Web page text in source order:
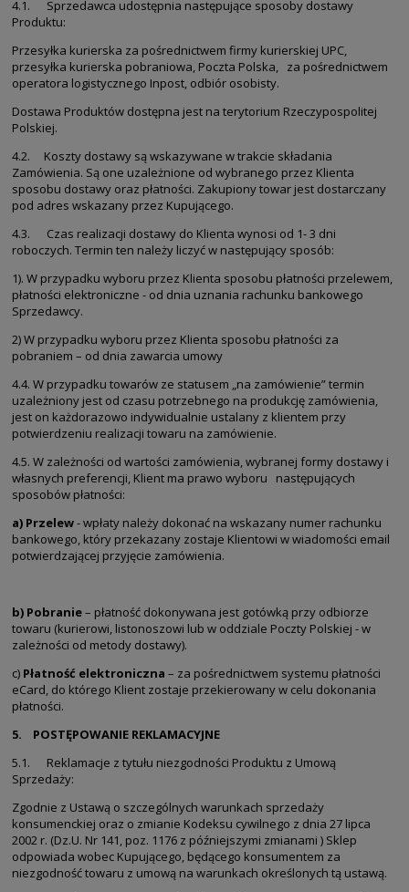
4.1. Sprzedawca udostępnia następujące sposoby dostawy
Produktu:
Przesyłka kurierska za pośrednictwem firmy kurierskiej UPC,
przesyłka kurierska pobraniowa, Poczta Polska, za pośrednictwem
operatora logistycznego Inpost, odbiór osobisty.
Dostawa Produktów dostępna jest na terytorium Rzeczypospolitej
Polskiej.
4.2. Koszty dostawy są wskazywane w trakcie składania
Zamówienia. Są one uzależnione od wybranego przez Klienta
sposobu dostawy oraz płatności. Zakupiony towar jest dostarczany
pod adres wskazany przez Kupującego.
4.3. Czas realizacji dostawy do Klienta wynosi od 1- 3 dni
roboczych. Termin ten należy liczyć w następujący sposób:
1). W przypadku wyboru przez Klienta sposobu płatności przelewem,
płatności elektroniczne - od dnia uznania rachunku bankowego
Sprzedawcy.
2) W przypadku wyboru przez Klienta sposobu płatności za
pobraniem – od dnia zawarcia umowy
4.4. W przypadku towarów ze statusem „na zamówienie” termin
uzależniony jest od czasu potrzebnego na produkcję zamówienia,
jest on każdorazowo indywidualnie ustalany z klientem przy
potwierdzeniu realizacji towaru na zamówienie.
4.5. W zależności od wartości zamówienia, wybranej formy dostawy i
własnych preferencji, Klient ma prawo wyboru następujących
sposobów płatności:
a) Przelew- wpłaty należy dokonać na wskazany numer rachunku
bankowego, który przekazany zostaje Klientowi w wiadomości email
potwierdzającej przyjęcie zamówienia.
b) Pobranie– płatność dokonywana jest gotówką przy odbiorze
towaru (kurierowi, listonoszowi lub w oddziale Poczty Polskiej - w
zależności od metody dostawy).
c) Płatność elektroniczna – za pośrednictwem systemu płatności
eCard, do którego Klient zostaje przekierowany w celu dokonania
płatności.
5. POSTĘPOWANIE REKLAMACYJNE
5.1. Reklamacje z tytułu niezgodności Produktu z Umową
Sprzedaży:
Zgodnie z Ustawą o szczególnych warunkach sprzedaży
konsumenckiej oraz o zmianie Kodeksu cywilnego z dnia 27 lipca
2002 r. (Dz.U. Nr 141, poz. 1176 z późniejszymi zmianami ) Sklep
odpowiada wobec Kupującego, będącego konsumentem za
niezgodność towaru z umową na warunkach określonych tą ustawą.